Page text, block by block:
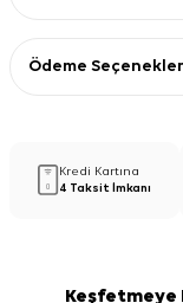
Ödeme
Kredi Kartına
4 Taksit İmkanı
Keşfetmeye